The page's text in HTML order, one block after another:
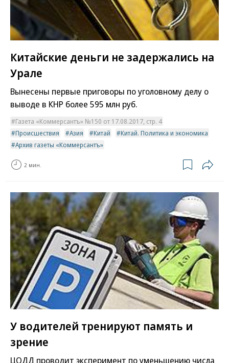
Китайские деньги не задержались на
Урале
Вынесены первые приговоры по уголовному делу о
выводе в КНР более 595 млн руб.
Газета «Коммерсантъ» №150 от 17.08.2017, стр. 4
Происшествия
Азия Китай
Китай. Политика и экономика
Архив газеты «Коммерсантъ»
2 мин.
У водителей тренируют память и
зрение
ЦОДД проводит эксперимент по уменьшению числа